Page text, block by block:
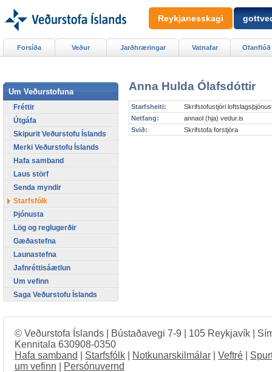
Anna Hulda Ólafsdóttir
Starfsheiti:
Skrifstofustjóri
Netfang:
annaol (hja) vedur.is
Svið:
Skrifstofa forstjóra
Forsíða Veður Jarðhræringar Vatnafar Ofanflóð
Um Veðurstofuna
Fréttir
Útgáfa
Skipurit Veðurstofu Íslands
Merki Veðurstofu Íslands
Hafa samband
Laus störf
Senda myndir
Starfsfólk
Þjónusta
Lög og reglugerðir
Gæðastefna
Launastefna
Jafnréttisáætlun
Um vefinn
Saga Veðurstofu Íslands
Reykjanesskagi
© Veðurstofa Íslands | Bústaðavegi 7-9 | 105 Reykjavík |
Kennitala 630908-0350
Hafa samband
Starfsfólk Notkunarskilmálar Veftré
um vefinn
Persónuvernd